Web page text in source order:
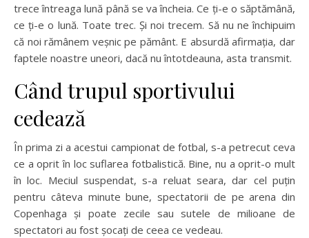
trece întreaga lună până se va încheia. Ce ți-e o săptămână,
ce ți-e o lună. Toate trec. Și noi trecem. Să nu ne închipuim
că noi rămânem veșnic pe pământ. E absurdă afirmația, dar
faptele noastre uneori, dacă nu întotdeauna, asta transmit.
Când trupul sportivului
cedează
În prima zi a acestui campionat de fotbal, s-a petrecut ceva
ce a oprit în loc suflarea fotbalistică. Bine, nu a oprit-o mult
în loc. Meciul suspendat, s-a reluat seara, dar cel puțin
pentru câteva minute bune, spectatorii de pe arena din
Copenhaga și poate zecile sau sutele de milioane de
spectatori au fost șocați de ceea ce vedeau.